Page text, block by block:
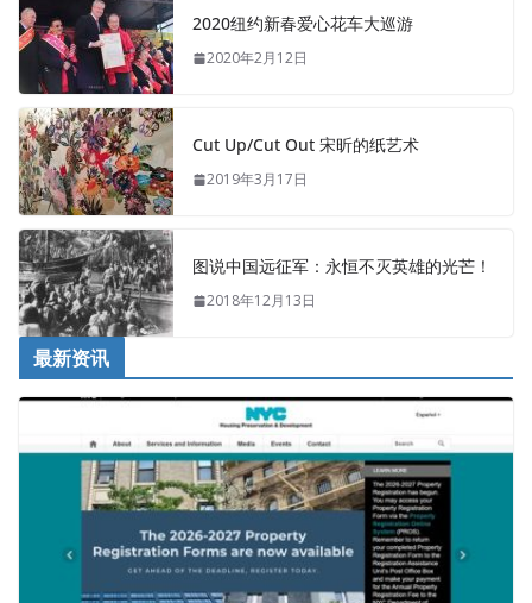
2020纽约新春爱心花车大巡游
2020年2月12日
Cut Up/Cut Out 宋昕的纸艺术
2019年3月17日
图说中国远征军：永恒不灭英雄的光芒！
2018年12月13日
最新资讯